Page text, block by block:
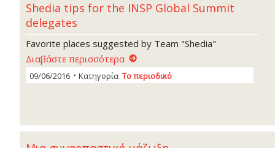
Shedia tips for the INSP Global Summit
delegates
Favorite places suggested by Team "Shedia"
Διαβάστε περισσότερα
09/06/2016 Κατηγορία Το περιοδικό